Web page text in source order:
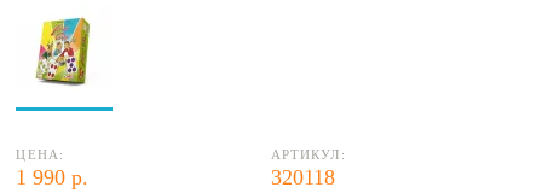
ЦЕНА:
1 990 р.
АРТИКУЛ:
320118